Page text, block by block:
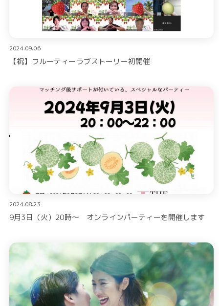
2024.09.06
【祝】フルーティーラブストーリー初開催
2024.08.23
9月3日（火）20時～ オンラインパーティーを開催します